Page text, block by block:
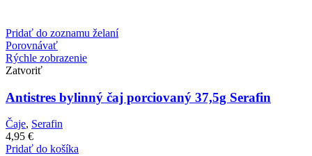
Pridať do zoznamu želaní
Porovnávať
Rýchle zobrazenie
Zatvoriť
Antistres bylinný čaj porciovaný 37,5g Serafin
Čaje, Serafin
4,95 €
Pridať do košíka